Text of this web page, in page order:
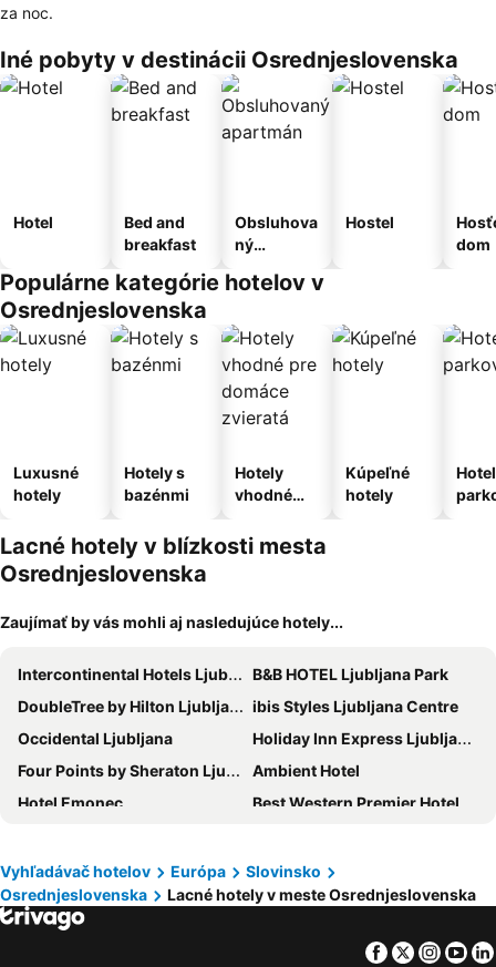
za noc.
Iné pobyty v destinácii Osrednjeslovenska
Hotel
Bed and
breakfast
Obsluhova
ný
Hostel
dom
Populárne kategórie hotelov v
Osrednjeslovenska
Luxusné
hotely
Hotely s
bazénmi
Hotely
vhodné
domáce
zvieratá
Kúpeľné
hotely
Lacné hotely v blízkosti mesta
Osrednjeslovenska
Zaujímať by vás mohli aj nasledujúce hotely...
Intercontinental Hotels Ljubljana By Ihg
B&B HOTEL Ljubljana Park
DoubleTree by Hilton Ljubljana
ibis Styles Ljubljana Centre
Occidental Ljubljana
Holiday Inn Express Ljubljana by IHG
Four Points by Sheraton Ljubljana Mons
Ambient Hotel
Hotel Emonec
Best Western Premier Hotel Slon
One66 Hotel
ROSE valley -modern rooms and apartments
Radisson Blu Plaza Hotel Ljubljana
M Hotel
Grand Plaza Hotel & Congress Center
Garni Hotel Cirman
Vyhľadávač hotelov Európa
Slovinsko
Osrednjeslovenska
Lacné hotely v meste Osrednjeslovenska
Facebook
Twitter